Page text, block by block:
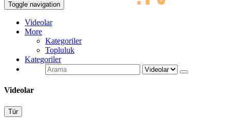
Toggle navigation
Videolar
More
Kategoriler
Topluluk
Kategoriler
Videolar
Tür